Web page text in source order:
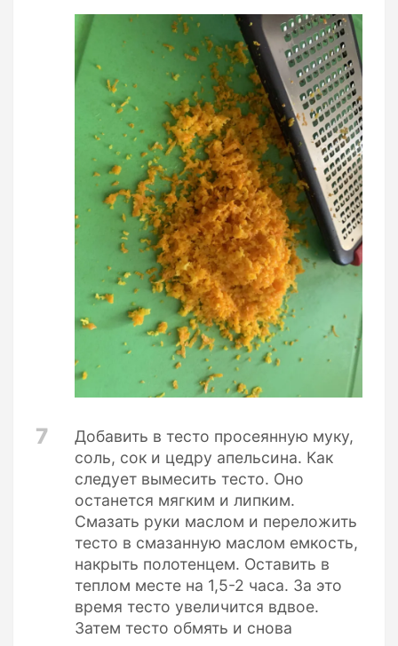
7
Добавить в тесто просеянную муку,
соль, сок и цедру апельсина. Как
следует вымесить тесто. Оно
останется мягким и липким.
Смазать руки маслом и переложить
тесто в смазанную маслом емкость,
накрыть полотенцем. Оставить в
теплом месте на 1,5-2 часа. За это
время тесто увеличится вдвое.
Затем тесто обмять и снова